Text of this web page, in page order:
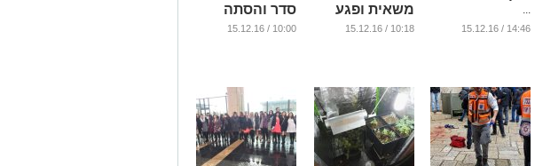
...
14:46 / 15.12.16
משאית ופגע
ברכבים
10:18 / 15.12.16
סדר והסתה
...
10:00 / 15.12.16